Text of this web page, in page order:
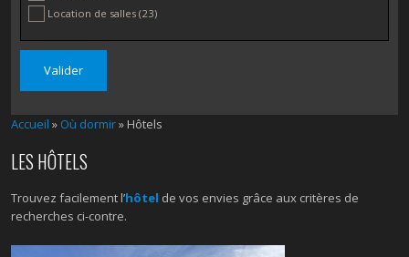
Location de salles(23)
Accueil » Où dormir» Hôtels
LES HÔTELS
Trouvez facilement l’hôtel de vos envies grâce aux critères de
recherches ci-contre.